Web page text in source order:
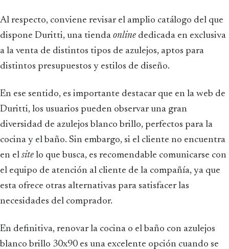
Al respecto, conviene revisar el amplio catálogo del que
dispone Duritti, una tienda online dedicada en exclusiva
a la venta de distintos tipos de azulejos, aptos para
distintos presupuestos y estilos de diseño.
En ese sentido, es importante destacar que en la web de
Duritti, los usuarios pueden observar una gran
diversidad de azulejos blanco brillo, perfectos para la
cocina y el baño. Sin embargo, si el cliente no encuentra
en el site lo que busca, es recomendable comunicarse con
el equipo de atención al cliente de la compañía, ya que
esta ofrece otras alternativas para satisfacer las
necesidades del comprador.
En definitiva, renovar la cocina o el baño con azulejos
blanco brillo 30x90 es una excelente opción cuando se